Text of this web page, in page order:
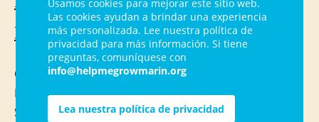
Usamos cookies para mejorar este sitio web.
Las cookies ayudan a brindar una experiencia
más personalizada. Lee nuestra política de
privacidad para más información. Si tiene
preguntas, comuníquese con
info@helpmegrowmarin.org
Lea nuestra política de privacidad
Proveedores de salud
Proveedores comunitarios
Contacto
PF
Servicios